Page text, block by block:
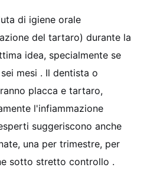
di igiene orale
del tartaro) durante la
idea, specialmente se
mesi . Il dentista o
placca e tartaro,
l'infiammazione
suggeriscono anche
una per trimestre, per
sotto stretto controllo .